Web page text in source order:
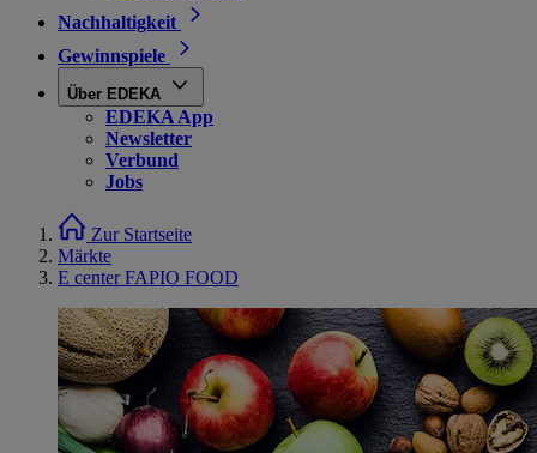
Nachhaltigkeit
Gewinnspiele
Über EDEKA
EDEKA App
Newsletter
Verbund
Jobs
Zur Startseite
Märkte
E center FAPIO FOOD